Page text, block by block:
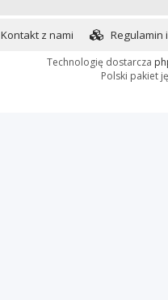
Regulamin
Kontakt z nami
Technologię dostarcza
Polski pakiet